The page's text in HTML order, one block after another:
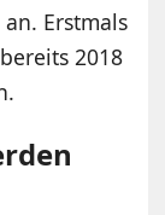
Erstmals
2018